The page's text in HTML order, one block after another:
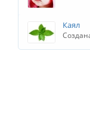
Каял